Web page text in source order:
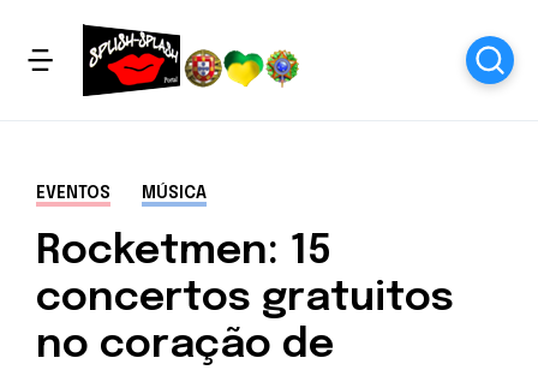
EVENTOS MÚSICA
Rocketmen: 15
concertos gratuitos
no coração de